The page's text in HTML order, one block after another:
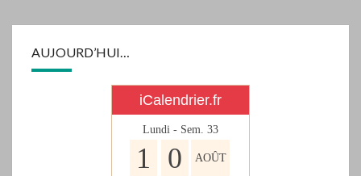
AUJOURD’HUI…
iCalendrier.fr
Lundi - Sem. 33
1 0 AOÛT